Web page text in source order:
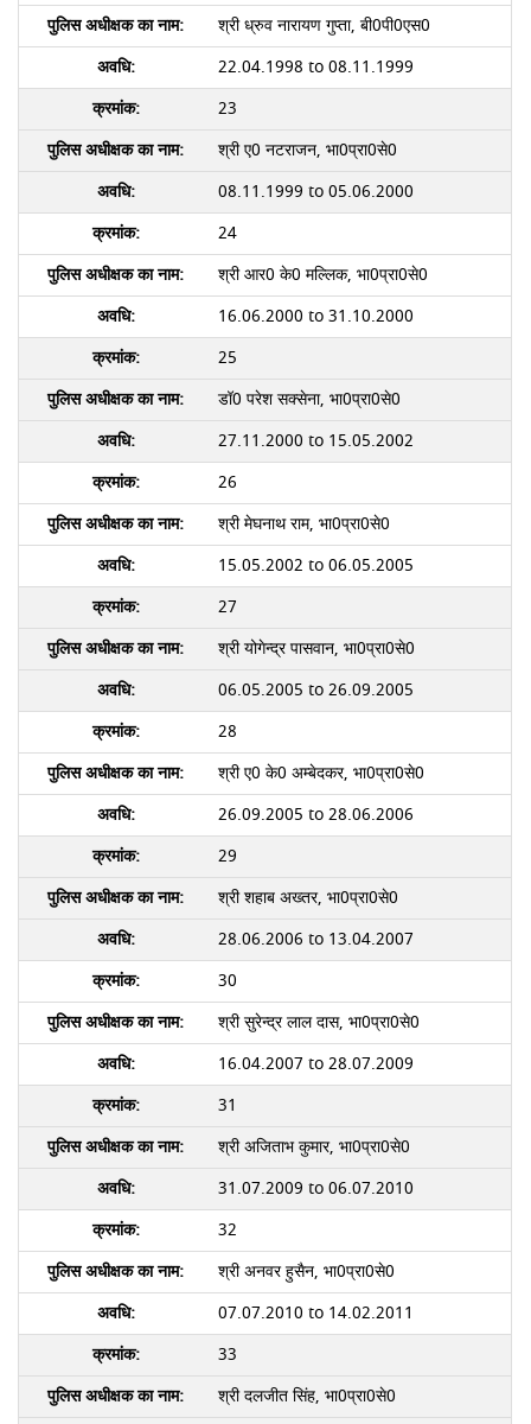
श्री ध्रुव नारायण गुप्ता, बी0पी0एस0
22.04.1998 to 08.11.1999
23
श्री ए0 नटराजन, भा0प्रा0से0
08.11.1999 to 05.06.2000
24
श्री आर0 के0 मल्लिक, भा0प्रा0से0
16.06.2000 to 31.10.2000
25
डॉ0 परेश सक्सेना, भा0प्रा0से0
27.11.2000 to 15.05.2002
26
श्री मेघनाथ राम, भा0प्रा0से0
15.05.2002 to 06.05.2005
27
श्री योगेन्द्र पासवान, भा0प्रा0से0
06.05.2005 to 26.09.2005
28
श्री ए0 के0 अम्बेदकर, भा0प्रा0से0
26.09.2005 to 28.06.2006
29
श्री शहाब अख्तर, भा0प्रा0से0
28.06.2006 to 13.04.2007
30
श्री सुरेन्द्र लाल दास, भा0प्रा0से0
16.04.2007 to 28.07.2009
31
श्री अजिताभ कुमार, भा0प्रा0से0
31.07.2009 to 06.07.2010
32
श्री अनवर हुसैन, भा0प्रा0से0
07.07.2010 to 14.02.2011
33
श्री दलजीत सिंह, भा0प्रा0से0